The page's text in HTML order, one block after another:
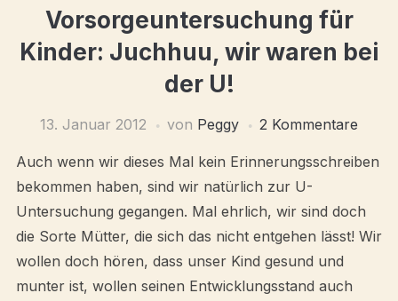
Vorsorgeuntersuchung für
Kinder: Juchhuu, wir waren bei
der U!
13. Januar 2012 von Peggy 2 Kommentare
Auch wenn wir dieses Mal kein Erinnerungsschreiben
bekommen haben, sind wir natürlich zur U-
Untersuchung gegangen. Mal ehrlich, wir sind doch
die Sorte Mütter, die sich das nicht entgehen lässt! Wir
wollen doch hören, dass unser Kind gesund und
munter ist, wollen seinen Entwicklungsstand auch